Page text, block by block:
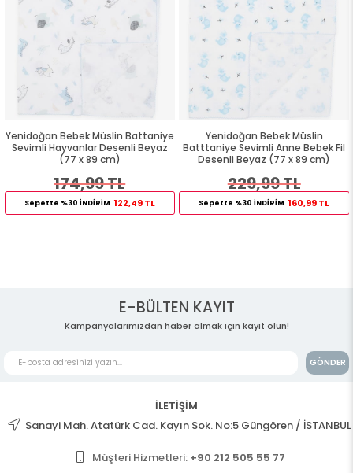
Yenidoğan Bebek Müslin Battaniye
Sevimli Hayvanlar Desenli Beyaz
(77 x 89 cm)
174,99 TL
Sepette %30 İNDİRİM 122,49 TL
Yenidoğan Bebek Müslin
Batttaniye Sevimli Anne Bebek Fil
Desenli Beyaz (77 x 89 cm)
229,99 TL
Sepette %30 İNDİRİM 160,99 TL
E-BÜLTEN KAYIT
Kampanyalarımızdan haber almak için kayıt olun!
GÖNDER
İLETİŞİM
Sanayi Mah. Atatürk Cad. Kayın Sok. No:5 Güngören / İSTANBUL
Müşteri Hizmetleri: +90 212 505 55 77